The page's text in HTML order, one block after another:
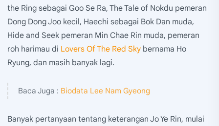
the Ring sebagai Goo Se Ra, The Tale of Nokdu pemeran
Dong Dong Joo kecil, Haechi sebagai Bok Dan muda,
Hide and Seek pemeran Min Chae Rin muda, pemeran
roh harimau di Lovers Of The Red Sky bernama Ho
Ryung, dan masih banyak lagi.
Baca Juga : Biodata Lee Nam Gyeong
Banyak pertanyaan tentang keterangan Jo Ye Rin, mulai